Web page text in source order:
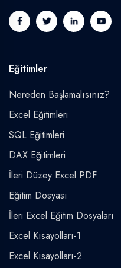
Eğitimler
Nereden Başlamalısınız?
Excel Eğitimleri
SQL Eğitimleri
DAX Eğitimleri
İleri Düzey Excel PDF
Eğitim Dosyası
İleri Excel Eğitim Dosyaları
Excel Kısayolları-1
Excel Kısayolları-2